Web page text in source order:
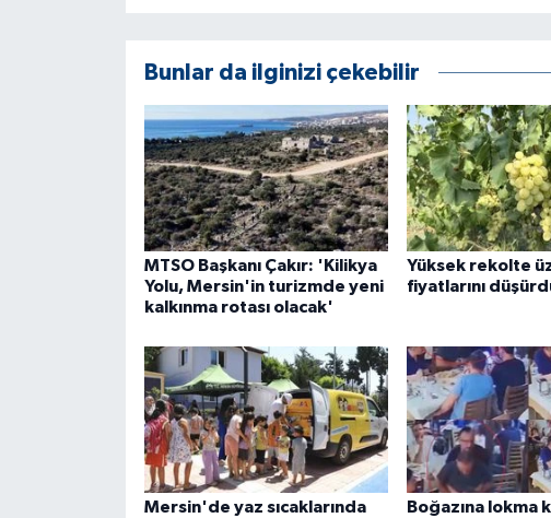
Bunlar da ilginizi çekebilir
MTSO Başkanı Çakır: 'Kilikya
Yolu, Mersin'in turizmde yeni
kalkınma rotası olacak'
Yüksek rekolte
fiyatlarını
Mersin'de yaz sıcaklarında
Boğazına lokma